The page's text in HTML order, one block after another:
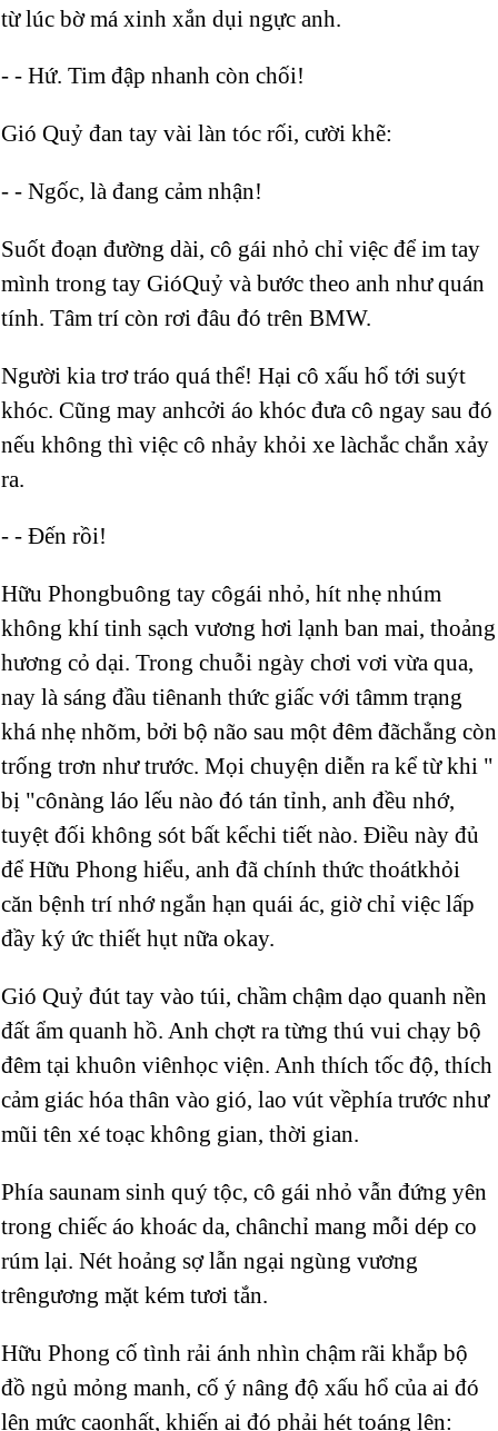
từ lúc bờ má xinh xắn dụi ngực anh.
- - Hứ. Tim đập nhanh còn chối!
Gió Quỷ đan tay vài làn tóc rối, cười khẽ:
- - Ngốc, là đang cảm nhận!
Suốt đoạn đường dài, cô gái nhỏ chỉ việc để im tay
mình trong tay GióQuỷ và bước theo anh như quán
tính. Tâm trí còn rơi đâu đó trên BMW.
Người kia trơ tráo quá thể! Hại cô xấu hổ tới suýt
khóc. Cũng may anhcởi áo khóc đưa cô ngay sau đó
nếu không thì việc cô nhảy khỏi xe làchắc chắn xảy
ra.
- - Đến rồi!
Hữu Phongbuông tay côgái nhỏ, hít nhẹ nhúm
không khí tinh sạch vương hơi lạnh ban mai, thoảng
hương cỏ dại. Trong chuỗi ngày chơi vơi vừa qua,
nay là sáng đầu tiênanh thức giấc với tâmm trạng
khá nhẹ nhõm, bởi bộ não sau một đêm đãchẳng còn
trống trơn như trước. Mọi chuyện diễn ra kể từ khi "
bị "cônàng láo lếu nào đó tán tỉnh, anh đều nhớ,
tuyệt đối không sót bất kểchi tiết nào. Điều này đủ
để Hữu Phong hiểu, anh đã chính thức thoátkhỏi
căn bệnh trí nhớ ngắn hạn quái ác, giờ chỉ việc lấp
đầy ký ức thiết hụt nữa okay.
Gió Quỷ đút tay vào túi, chầm chậm dạo quanh nền
đất ẩm quanh hồ. Anh chợt ra từng thú vui chạy bộ
đêm tại khuôn viênhọc viện. Anh thích tốc độ, thích
cảm giác hóa thân vào gió, lao vút vềphía trước như
mũi tên xé toạc không gian, thời gian.
Phía saunam sinh quý tộc, cô gái nhỏ vẫn đứng yên
trong chiếc áo khoác da, chânchỉ mang mỗi dép co
rúm lại. Nét hoảng sợ lẫn ngại ngùng vương
trêngương mặt kém tươi tắn.
Hữu Phong cố tình rải ánh nhìn chậm rãi khắp bộ
đồ ngủ mỏng manh, cố ý nâng độ xấu hổ của ai đó
lên mức caonhất, khiến ai đó phải hét toáng lên: